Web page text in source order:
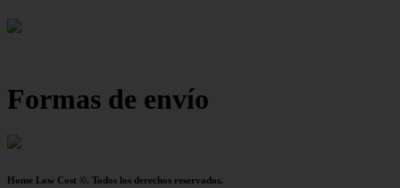
Formas de envío
Home Low Cost ©. Todos los derechos reservados.